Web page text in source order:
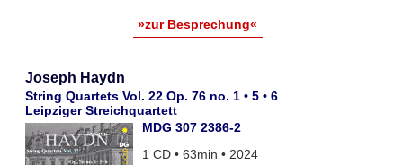
»zur Besprechung«
Joseph Haydn
String Quartets Vol. 22 Op. 76 no. 1 • 5 • 6
Leipziger Streichquartett
MDG 307 2386-2
1 CD • 63min • 2024